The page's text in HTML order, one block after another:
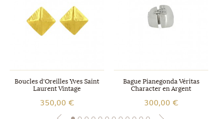
Boucles d'Oreilles Yves Saint
Laurent Vintage
350,00 €
Bague Pianegonda Véritas
Character en Argent
300,00 €